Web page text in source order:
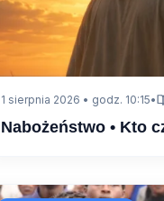
1 sierpnia 2026 • godz. 10:15•
Nabożeństwo • Kto